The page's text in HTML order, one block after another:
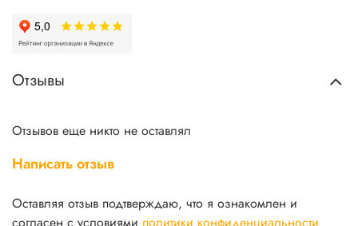
Отзывы
Отзывов еще никто не оставлял
Написать отзыв
Оставляя отзыв подтверждаю, что я ознакомлен и
согласен с условиями политики конфиденциальности